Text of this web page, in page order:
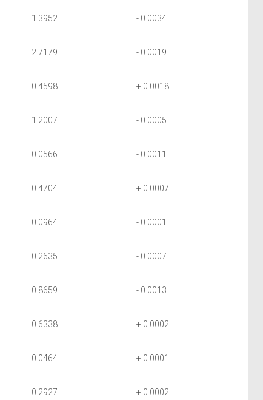
1.3952 - 0.0034
2.7179 - 0.0019
0.4598 + 0.0018
1.2007 - 0.0005
0.0566 - 0.0011
0.4704 + 0.0007
0.0964 - 0.0001
0.2635 - 0.0007
0.8659 - 0.0013
0.6338 + 0.0002
0.0464 + 0.0001
0.2927 + 0.0002